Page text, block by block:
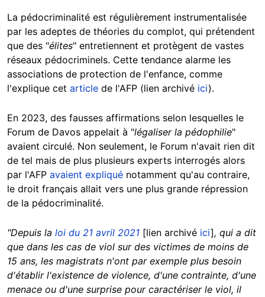
La pédocriminalité est régulièrement instrumentalisée
par les adeptes de théories du complot, qui prétendent
que des "élites" entretiennent et protègent de vastes
réseaux pédocriminels. Cette tendance alarme les
associations de protection de l'enfance, comme
l'explique cet article de l'AFP (lien archivé ici).
En 2023, des fausses affirmations selon lesquelles le
Forum de Davos appelait à "légaliser la pédophilie"
avaient circulé. Non seulement, le Forum n'avait rien dit
de tel mais de plus plusieurs experts interrogés alors
par l'AFP avaient expliqué notamment qu'au contraire,
le droit français allait vers une plus grande répression
de la pédocriminalité.
"Depuis la loi du 21 avril 2021 [lien archivé ici], qui a dit
que dans les cas de viol sur des victimes de moins de
15 ans, les magistrats n'ont par exemple plus besoin
d'établir l'existence de violence, d'une contrainte, d'une
menace ou d'une surprise pour caractériser le viol, il